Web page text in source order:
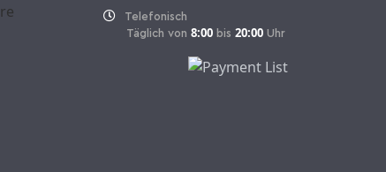
Telefonisch
Täglich von 8:00 bis 20:00 Uhr